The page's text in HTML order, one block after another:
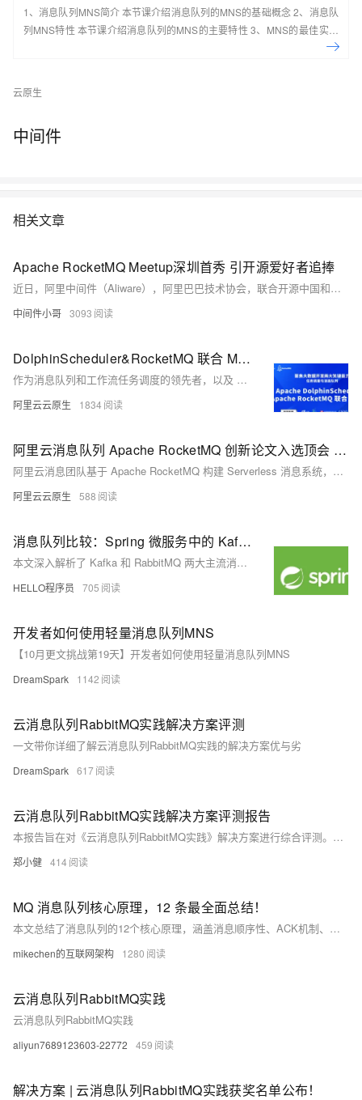
1、消息队列MNS简介 本节课介绍消息队列的MNS的基础概念 2、消息队
列MNS特性 本节课介绍消息队列的MNS的主要特性 3、MNS的最佳实践
起基于MNS，0基础轻松构建 Web Client
云原生
中间件
相关文章
Apache RocketMQ Meetup深圳首秀 引开源爱好者追捧
近日，阿里中间件（Aliware），阿里巴巴技术协会，联合开源中国和开源社在深圳举办了Apache RocketMQ毕业后的首次线下Meetup。报名启动后，300个线下参会名额被迅速注册一空，其后报名的开源爱好者们在线观看了现场直播。
中间件小哥 3093
DolphinScheduler&RocketMQ 联合 Meetup 即将重磅开启，集中展示任务调度与消息队列能力！
作为消息队列和工作流任务调度的领先者，以及 Apache 基金会孵化器毕业的中国优秀项目，RocketMQ 和 DolphinScheduler 强强联手，邀请来自互联网企业大数据专家与社区核心开发者，为大家带来一场大数据开发技术以及生产场景实践的精彩分享！
阿里云云原生 1834
阿里云消息队列 Apache RocketMQ 创新论文入选顶会 ACM FSE 2025
阿里云消息团队基于 Apache RocketMQ 构建 Serverless 消息系统，适配多种主流消息协议（如 RabbitMQ、MQTT 和 Kafka），成功解决了传统中间件在可伸缩性、成本及元数据管理等方面的难题，并据此实现 ApsaraMQ 全系列产品 Serverless 化，助力企业提效降本。
阿里云云原生 588
消息队列比较：Spring 微服务中的 Kafka 与 RabbitMQ
本文深入解析了 Kafka 和 RabbitMQ 两大主流消息队列在 Spring 微服务中的应用与对比。内容涵盖消息队列的基本原理、Kafka 与 RabbitMQ 的核心概念、各自优势及典型用例，并结合 Spring 生态的集成方式，帮助开发者根据实际需求选择合适的消息中间件，提升系统解耦、可扩展性与可靠性。
HELLO程序员 705
开发者如何使用轻量消息队列MNS
【10月更文挑战第19天】开发者如何使用轻量消息队列MNS
DreamSpark 1142
云消息队列RabbitMQ实践解决方案评测
一文带你详细了解云消息队列RabbitMQ实践的解决方案优与劣
DreamSpark 617
云消息队列RabbitMQ实践解决方案评测报告
本报告旨在对《云消息队列RabbitMQ实践》解决方案进行综合评测。通过对该方案的原理理解、部署体验、设计验证以及实际应用价值等方面进行全面分析，为用户提供详尽的反馈与建议。
郑小健 414
MQ 消息队列核心原理，12 条最全面总结！
本文总结了消息队列的12个核心原理，涵盖消息顺序性、ACK机制、持久化及高可用性等内容。关注【mikechen的互联网架构】，10年+BAT架构经验倾囊相授。
mikechen的互联网架构 1280
云消息队列RabbitMQ实践
云消息队列RabbitMQ实践
aliyun7689123603-22772 459
解决方案 | 云消息队列RabbitMQ实践获奖名单公布！